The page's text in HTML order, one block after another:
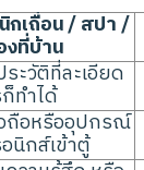
กเถื่อน / สปา /
งที่บ้าน
ะวัติที่ละเอียด
ทำได้
ถือหรืออุปกรณ์
นิกส์เข้าตู้